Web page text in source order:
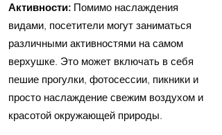
Активности: Помимо наслаждения
видами, посетители могут заниматься
различными активностями на самом
верхушке. Это может включать в себя
пешие прогулки, фотосессии, пикники и
просто наслаждение свежим воздухом и
красотой окружающей природы.